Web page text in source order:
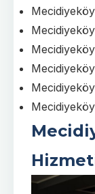
Mecidiyeköy
Mecidiyeköy
Mecidiyeköy